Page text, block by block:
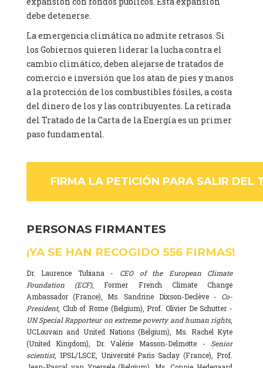
debe detenerse.
La emergencia climática no admite retrasos. Si
los Gobiernos quieren liderar la lucha contra el
cambio climático, deben alejarse de tratados de
comercio e inversión que los atan de pies y manos
a la protección de los combustibles fósiles, a costa
del dinero de los y las contribuyentes. La retirada
del Tratado de la Carta de la Energía es un primer
paso fundamental.
FIRMA LA PETICIÓN PARA SALIR DEL
PERSONAS FIRMANTES
¡YA SE HAN RECOGIDO 556 FIRMAS!
Dr. Laurence Tubiana - CEO of the European Climate
Foundation (ECF), Former French Climate Change
Ambassador (France), Ms. Sandrine Dixson-Declève - Co-
President, Club of Rome (Belgium), Prof. Olivier De Schutter -
UN Special Rapporteur on extreme poverty and human rights,
UCLouvain and United Nations (Belgium), Ms. Rachel Kyte
(United Kingdom), Dr. Valérie Masson-Delmotte - Senior
scientist, IPSL/LSCE, Université Paris Saclay (France), Prof.